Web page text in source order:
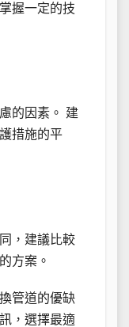
握一定的技
的因素。 建
措施的平
，建議比較
方案。
管道的優缺
，選擇最適